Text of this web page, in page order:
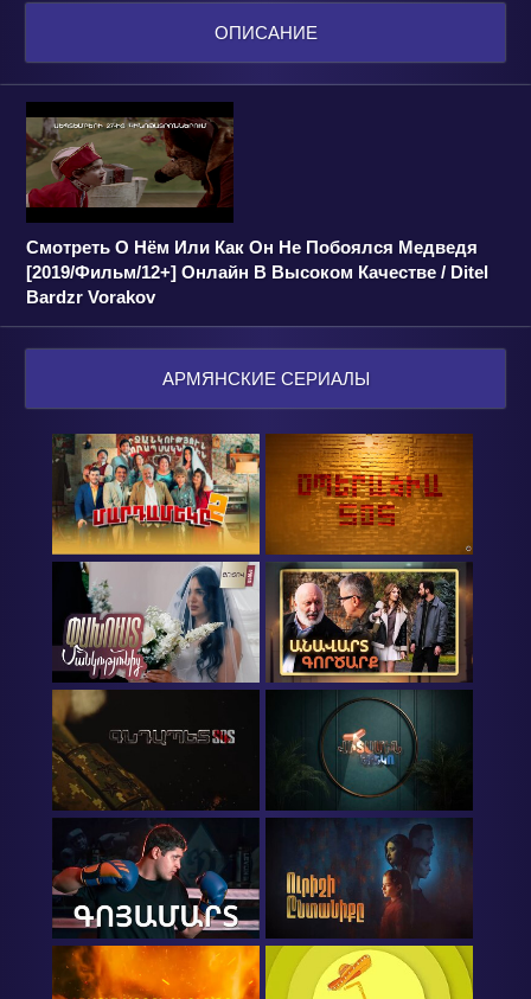
ОПИСАНИЕ
Смотреть О Нём Или Как Он Не Побоялся Медведя
[2019/Фильм/12+] Онлайн В Высоком Качестве / Ditel
Bardzr Vorakov
АРМЯНСКИЕ СЕРИАЛЫ